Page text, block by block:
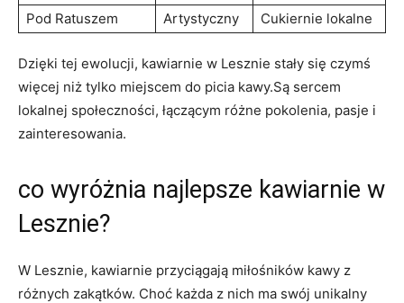
Pod Ratuszem
Artystyczny Cukiernie lokalne
Dzięki tej ewolucji, kawiarnie w Lesznie stały się czymś
więcej niż tylko miejscem do picia kawy.Są sercem
lokalnej społeczności, łączącym różne pokolenia, pasje i
zainteresowania.
co wyróżnia najlepsze kawiarnie w
Lesznie?
W Lesznie, kawiarnie przyciągają miłośników kawy z
różnych zakątków. Choć każda z nich ma swój unikalny